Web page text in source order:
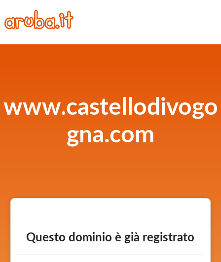
www.castellodivogo
gna.com
Questo dominio è già registrato